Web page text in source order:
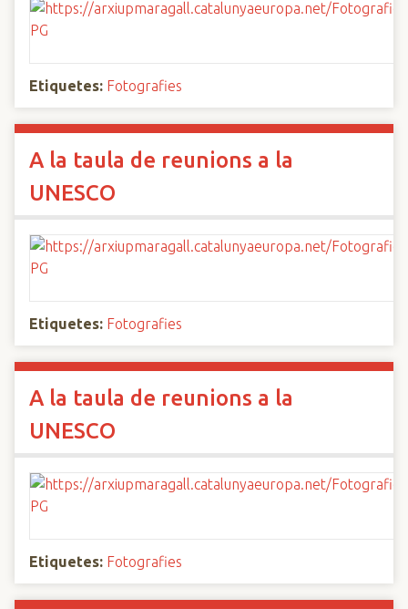
Etiquetes: Fotografies
A la taula de reunions a la
UNESCO
Etiquetes: Fotografies
A la taula de reunions a la
UNESCO
Etiquetes: Fotografies